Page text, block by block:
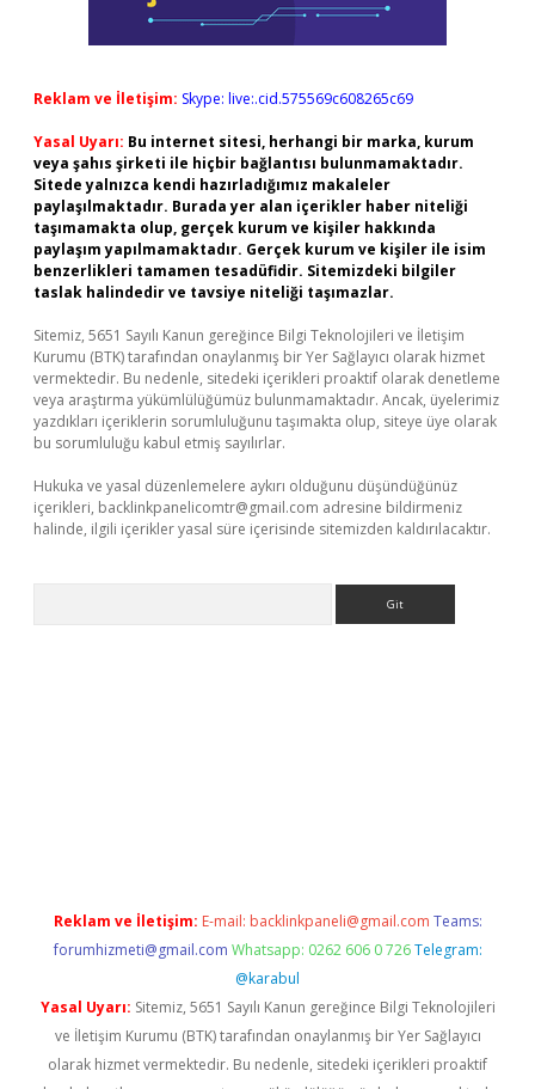
Reklam ve İletişim: Skype: live:.cid.575569c608265c69
Yasal Uyarı: Bu internet sitesi, herhangi bir marka, kurum
veya şahıs şirketi ile hiçbir bağlantısı bulunmamaktadır.
Sitede yalnızca kendi hazırladığımız makaleler
paylaşılmaktadır. Burada yer alan içerikler haber niteliği
taşımamakta olup, gerçek kurum ve kişiler hakkında
paylaşım yapılmamaktadır. Gerçek kurum ve kişiler ile isim
benzerlikleri tamamen tesadüfidir. Sitemizdeki bilgiler
taslak halindedir ve tavsiye niteliği taşımazlar.
Sitemiz, 5651 Sayılı Kanun gereğince Bilgi Teknolojileri ve İletişim
Kurumu (BTK) tarafından onaylanmış bir Yer Sağlayıcı olarak hizmet
vermektedir. Bu nedenle, sitedeki içerikleri proaktif olarak denetleme
veya araştırma yükümlülüğümüz bulunmamaktadır. Ancak, üyelerimiz
yazdıkları içeriklerin sorumluluğunu taşımakta olup, siteye üye olarak
bu sorumluluğu kabul etmiş sayılırlar.
Hukuka ve yasal düzenlemelere aykırı olduğunu düşündüğünüz
içerikleri, backlinkpanelicomtr@gmail.com adresine bildirmeniz
halinde, ilgili içerikler yasal süre içerisinde sitemizden kaldırılacaktır.
Reklam ve İletişim: E-mail: backlinkpaneli@gmail.com Teams:
forumhizmeti@gmail.com Whatsapp: 0262 606 0 726 Telegram:
@karabul
Yasal Uyarı: Sitemiz, 5651 Sayılı Kanun gereğince Bilgi Teknolojileri
ve İletişim Kurumu (BTK) tarafından onaylanmış bir Yer Sağlayıcı
olarak hizmet vermektedir. Bu nedenle, sitedeki içerikleri proaktif